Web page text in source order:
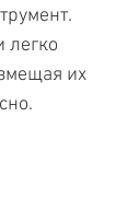
легко
их